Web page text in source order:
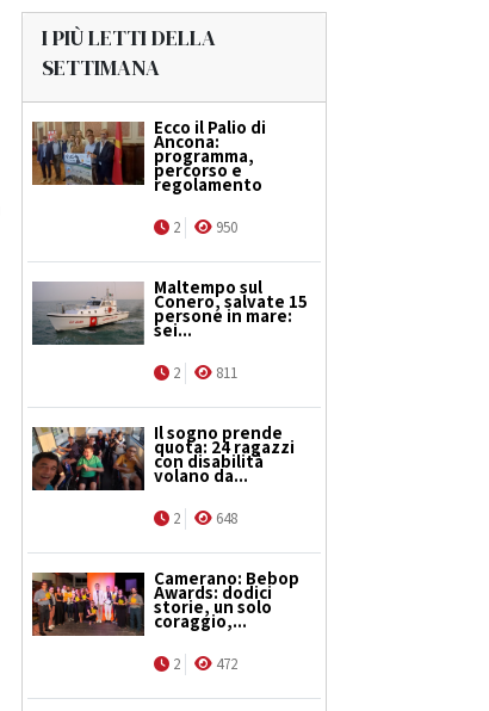
I PIÙ LETTI DELLA
SETTIMANA
Ecco il Palio di
Ancona:
programma,
percorso e
regolamento
2 950
Maltempo sul
Conero, salvate 15
persone in mare:
sei...
2 811
Il sogno prende
quota: 24 ragazzi
con disabilità
volano da...
2 648
Camerano: Bebop
Awards: dodici
storie, un solo
coraggio,...
2 472